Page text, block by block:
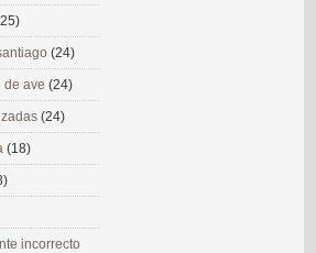
(24)
de ave (24)
(24)
(18)
incorrecto